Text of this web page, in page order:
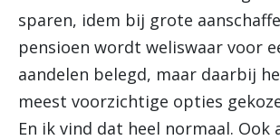
sparen, idem bij grote
pensioen wordt weliswaar voor
aandelen belegd, maar daarbij
meest voorzichtige opties
En ik vind dat heel normaal. Ook